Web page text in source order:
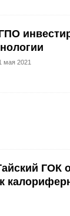
мая 2021
ГОК